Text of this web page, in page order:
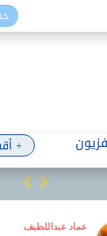
+
عماد عبداللطيف